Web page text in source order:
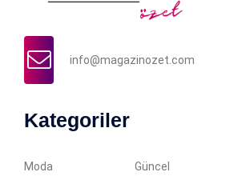
info@magazinozet.com
Kategoriler
Moda Güncel